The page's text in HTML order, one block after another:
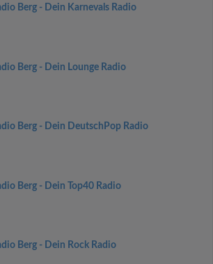
Berg - Dein Karnevals Radio
Berg - Dein Lounge Radio
Berg - Dein DeutschPop Radio
Berg - Dein Top40 Radio
Berg - Dein Rock Radio